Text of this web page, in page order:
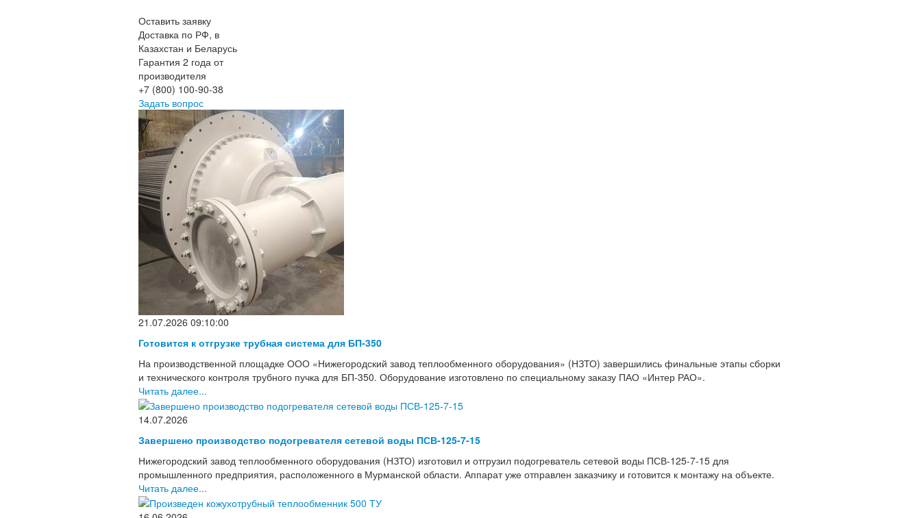
Оставить заявку
Доставка по РФ, в
Казахстан и Беларусь
Гарантия 2 года от
производителя
+7 (800) 100-90-38
Задать вопрос
21.07.2026 09:10:00
Готовится к отгрузке трубная система для БП-350
На производственной площадке ООО «Нижегородский завод теплообменного оборудования» (НЗТО) завершились финальные этапы сборки
и технического контроля трубного пучка для БП-350. Оборудование изготовлено по специальному заказу ПАО «Интер РАО».
Читать далее...
14.07.2026
Завершено производство подогревателя сетевой воды ПСВ-125-7-15
Нижегородский завод теплообменного оборудования (НЗТО) изготовил и отгрузил подогреватель сетевой воды ПСВ-125-7-15 для
промышленного предприятия, расположенного в Мурманской области. Аппарат уже отправлен заказчику и готовится к монтажу на объекте.
Читать далее...